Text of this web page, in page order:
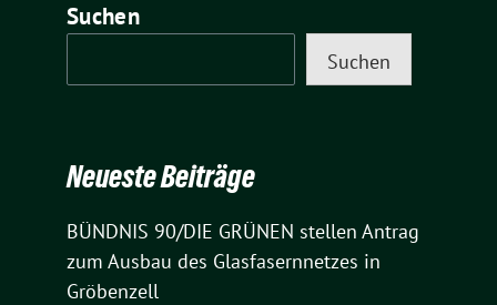
Suchen
Suchen
Neueste Beiträge
BÜNDNIS 90/DIE GRÜNEN stellen Antrag
zum Ausbau des Glasfasernnetzes in
Gröbenzell